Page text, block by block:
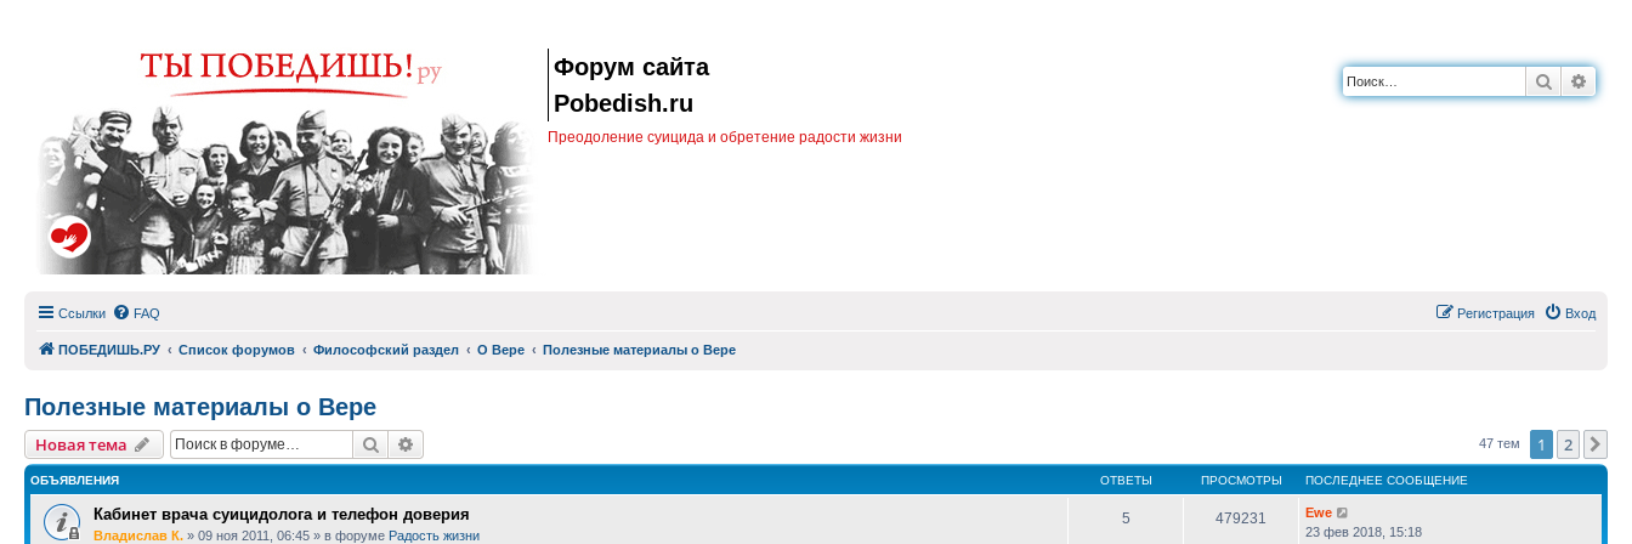
Форум сайта
Pobedish.ru
Преодоление суицида и обретение радости жизни
Поиск
Ссылки FAQ Вход
Регистрация
ПОБЕДИШЬ.РУ Список форумов Философский раздел О Вере Полезные материалы о Вере
Полезные материалы о Вере
Новая тема Поиск 47 тем 1 2
ОБЪЯВЛЕНИЯ ОТВЕТЫ ПРОСМОТРЫ ПОСЛЕДНЕЕ СООБЩЕНИЕ
Кабинет врача суицидолога и телефон доверия
Владислав К. » 09 ноя 2011, 06:45 » в форуме Радость жизни
5 479231
Ewe
23 фев 2018, 15:18